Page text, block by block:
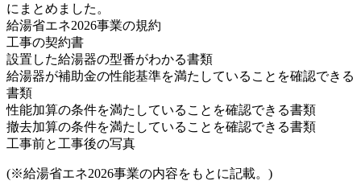
にまとめました。
給湯省エネ2026事業の規約
工事の契約書
設置した給湯器の型番がわかる書類
給湯器が補助金の性能基準を満たしていることを確認できる
書類
性能加算の条件を満たしていることを確認できる書類
撤去加算の条件を満たしていることを確認できる書類
工事前と工事後の写真
(※給湯省エネ2026事業の内容をもとに記載。)